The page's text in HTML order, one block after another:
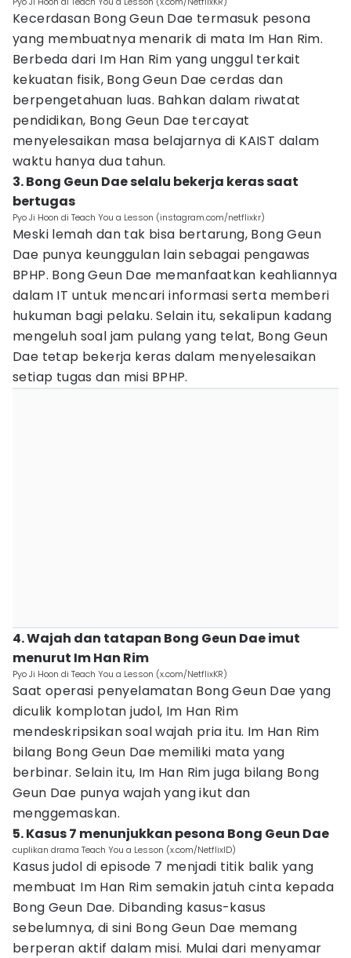
Kecerdasan Bong Geun Dae termasuk pesona
yang membuatnya menarik di mata Im Han Rim.
Berbeda dari Im Han Rim yang unggul terkait
kekuatan fisik, Bong Geun Dae cerdas dan
berpengetahuan luas. Bahkan dalam riwatat
pendidikan, Bong Geun Dae tercayat
menyelesaikan masa belajarnya di KAIST dalam
waktu hanya dua tahun.
3. Bong Geun Dae selalu bekerja keras saat
bertugas
Pyo Ji Hoon di Teach You a Lesson (instagram.com/netflixkr)
Meski lemah dan tak bisa bertarung, Bong Geun
Dae punya keunggulan lain sebagai pengawas
BPHP. Bong Geun Dae memanfaatkan keahliannya
dalam IT untuk mencari informasi serta memberi
hukuman bagi pelaku. Selain itu, sekalipun kadang
mengeluh soal jam pulang yang telat, Bong Geun
Dae tetap bekerja keras dalam menyelesaikan
setiap tugas dan misi BPHP.
4. Wajah dan tatapan Bong Geun Dae imut
menurut Im Han Rim
Pyo Ji Hoon di Teach You a Lesson (x.com/NetflixKR)
Saat operasi penyelamatan Bong Geun Dae yang
diculik komplotan judol, Im Han Rim
mendeskripsikan soal wajah pria itu. Im Han Rim
bilang Bong Geun Dae memiliki mata yang
berbinar. Selain itu, Im Han Rim juga bilang Bong
Geun Dae punya wajah yang ikut dan
menggemaskan.
5. Kasus 7 menunjukkan pesona Bong Geun Dae
cuplikan drama Teach You a Lesson (x.com/NetflixID)
Kasus judol di episode 7 menjadi titik balik yang
membuat Im Han Rim semakin jatuh cinta kepada
Bong Geun Dae. Dibanding kasus-kasus
sebelumnya, di sini Bong Geun Dae memang
berperan aktif dalam misi. Mulai dari menyamar